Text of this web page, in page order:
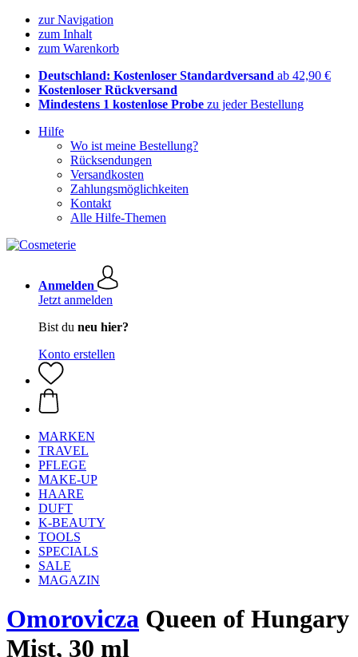
zur Navigation
zum Inhalt
zum Warenkorb
Deutschland: Kostenloser Standardversand ab 42,90 €
Kostenloser Rückversand
Mindestens 1 kostenlose Probe zu jeder Bestellung
Hilfe
Wo ist meine Bestellung?
Rücksendungen
Versandkosten
Zahlungsmöglichkeiten
Kontakt
Alle Hilfe-Themen
Anmelden
Jetzt anmelden
Bist du neu hier?
Konto erstellen
MARKEN
TRAVEL
PFLEGE
MAKE-UP
HAARE
DUFT
K-BEAUTY
TOOLS
SPECIALS
SALE
MAGAZIN
Omorovicza Queen of Hungary
Mist, 30 ml